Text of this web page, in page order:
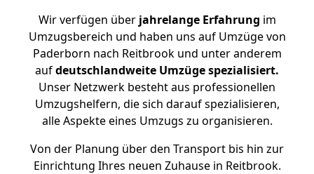
Wir verfügen überjahrelange Erfahrung im
Umzugsbereich und haben uns auf Umzüge von
Paderborn nach Reitbrook und unter anderem
aufdeutschlandweite Umzüge spezialisiert.
Unser Netzwerk besteht aus professionellen
Umzugshelfern, die sich darauf spezialisieren,
alle Aspekte eines Umzugs zu organisieren.
Von der Planung über den Transport bis hin zur
Einrichtung Ihres neuen Zuhause in Reitbrook.